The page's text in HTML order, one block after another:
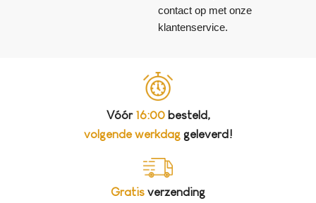
contact op met onze
klantenservice.
Vóór 16:00besteld,
volgende werkdaggeleverd!
Gratis verzending